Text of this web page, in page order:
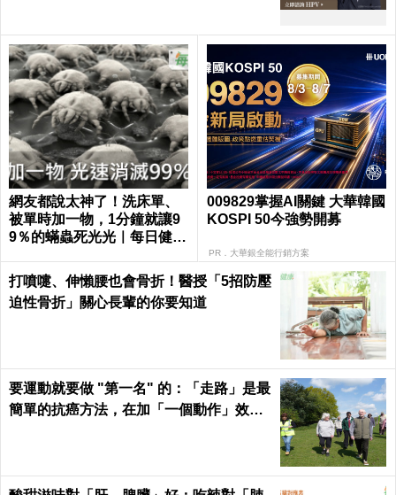
網友都說太神了！洗床單、
被單時加一物，1分鐘就讓9
9％的蟎蟲死光光｜每日健康
009829掌握AI關鍵 大華韓國
KOSPI 50今強勢開募
PR．大華銀全能行銷方案
打噴嚏、伸懶腰也會骨折！醫授「5招防壓
迫性骨折」關心長輩的你要知道
要運動就要做 "第一名" 的：「走路」是最
簡單的抗癌方法，在加「一個動作」效果